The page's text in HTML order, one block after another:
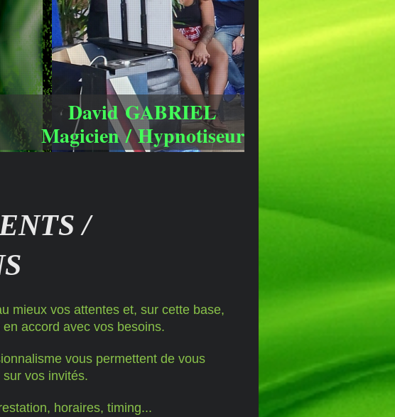
David GABRIEL
Magicien / Hypnotiseur
/
mieux vos attentes et, sur cette base,
accord avec vos besoins.
vous permettent de vous
vos invités.
horaires, timing...